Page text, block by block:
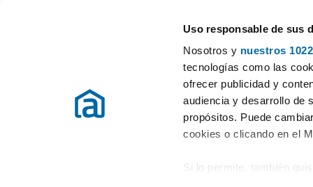
Uso responsable de sus
Nosotros y nuestros
tecnologías como las
ofrecer publicidad y
audiencia y desarrollo de
propósitos. Puede
cookies o clicando en el
Si lo permite, también
Especialistas em apartamentos em arrendamento
Alugar apartamentos Múrcia Alugar Apartamentos
Alugar Apartamentos Portman (0 imóveis)